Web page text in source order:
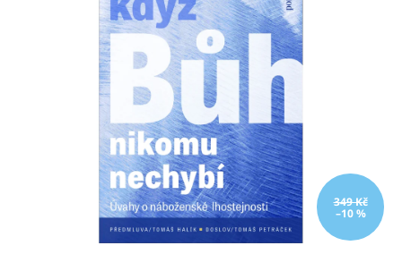
349 Kč
–10 %